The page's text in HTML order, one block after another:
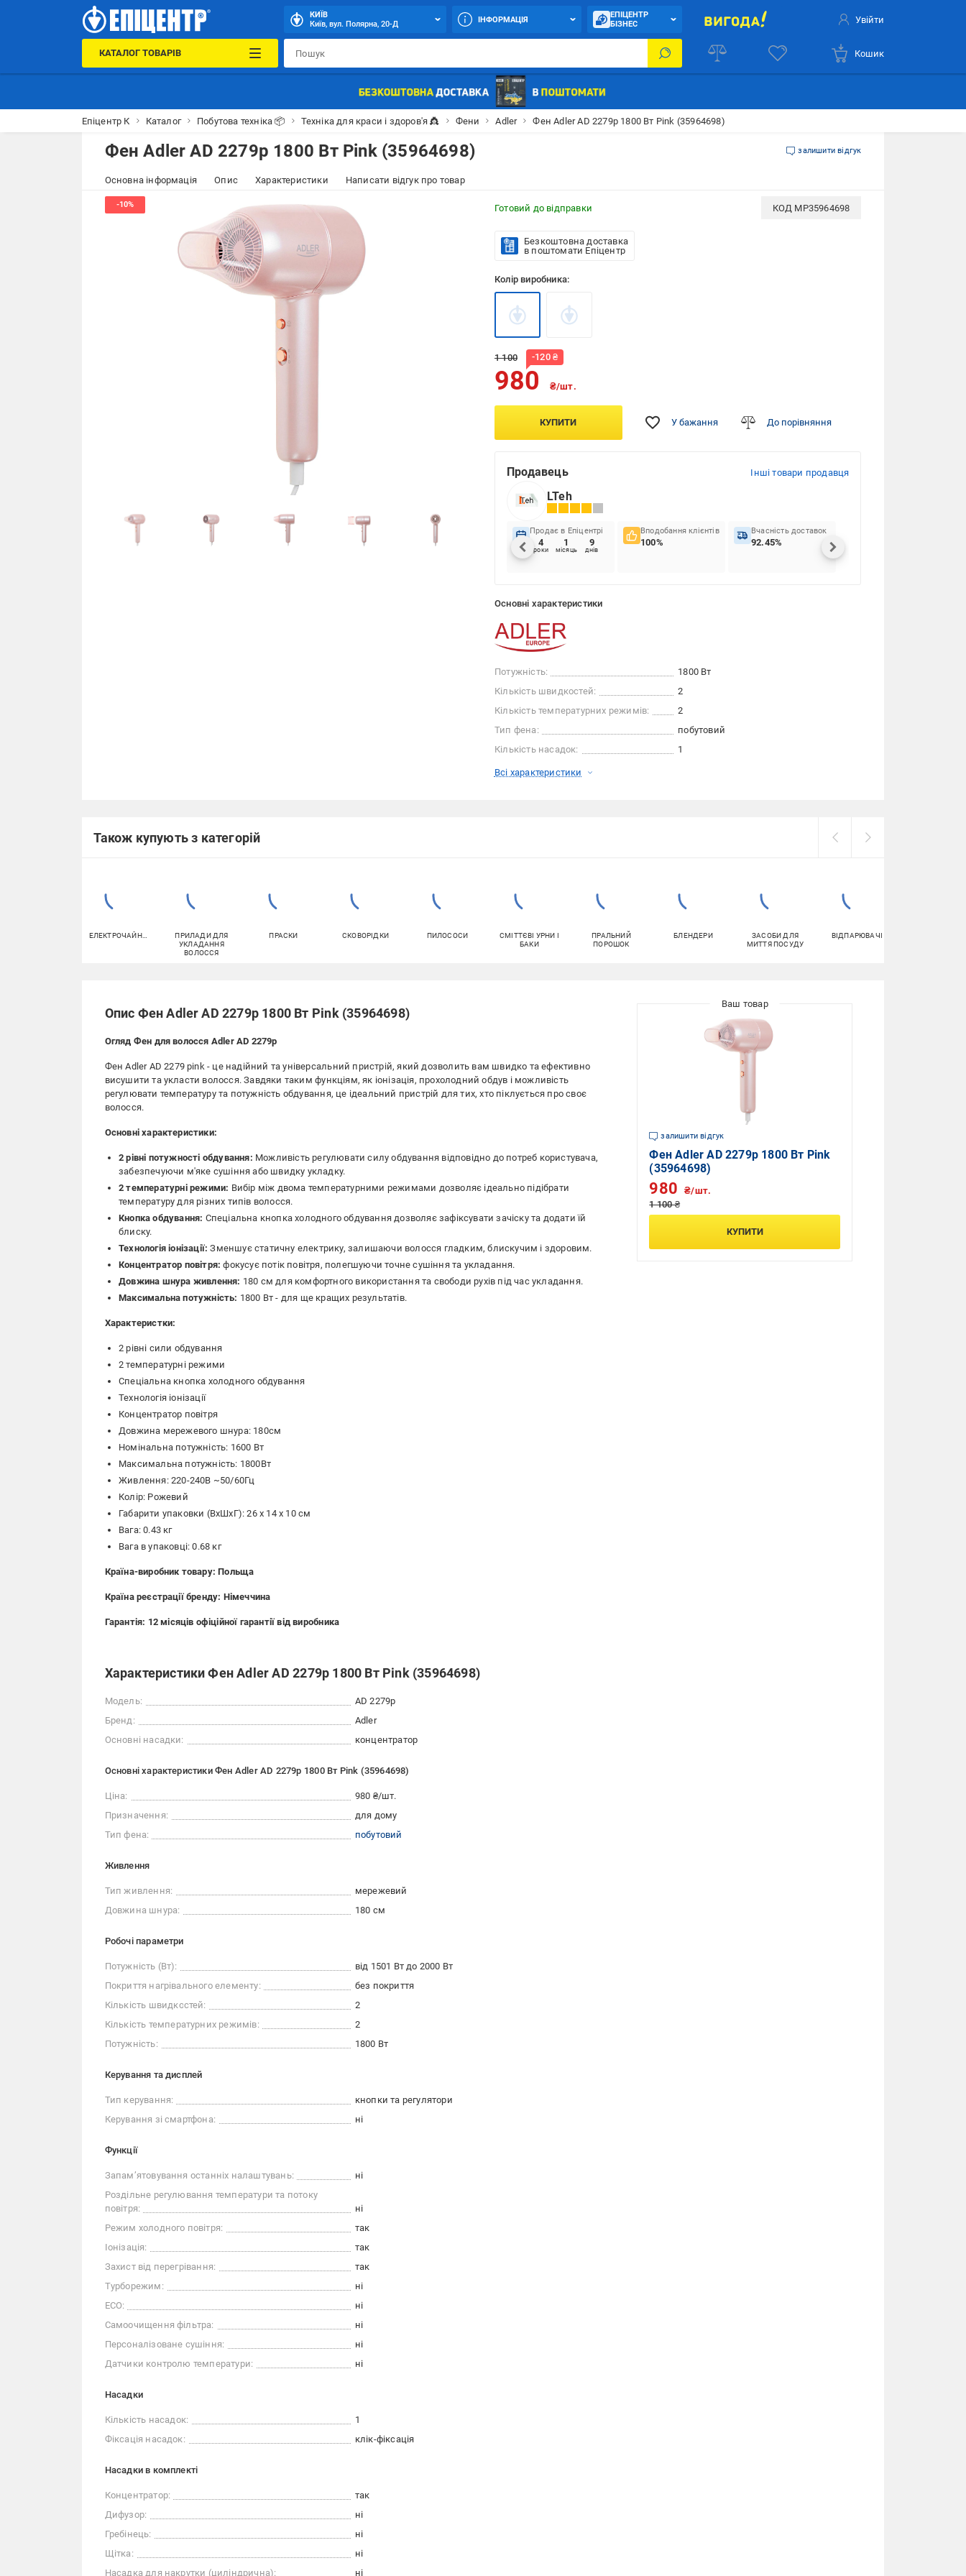
КИЇВ
Київ, вул. Полярна, 20-Д
ІНФОРМАЦІЯ
ЕПІЦЕНТР
БІЗНЕС
Увійти
КАТАЛОГ ТОВАРІВ Кошик
Епіцентр К Каталог Побутова техніка 📦 Техніка для краси і здоров'я 👸 Фени Adler Фен Adler AD 2279p 1800 Вт Pink (35964698)
Фен Adler AD 2279p 1800 Вт Pink (35964698) залишити відгук
Основна інформація Опис Характеристики Написати відгук про товар
Готовий до відправки КОД MP35964698
Безкоштовна доставка
в поштомати Епіцентр
Колір виробника:
1 100 -120₴
980 ₴/шт.
КУПИТИ У бажання До порівняння
Продавець Інші товари продавця
LTeh
Продає в Епіцентрі
4
роки
1
місяць
9
днів
Вподобання клієнтів
100%
Вчасність доставок
92.45%
Основні характеристики
Потужність:
1800 Вт
Кількість швидкостей:
2
Кількість температурних режимів:
2
Тип фена:
побутовий
Кількість насадок:
1
Всі характеристики
Також купують з категорій
ЕЛЕКТРОЧАЙНИКИ
ПРИЛАДИ ДЛЯ
УКЛАДАННЯ
ВОЛОССЯ
ПРАСКИ СКОВОРІДКИ ПИЛОСОСИ
СМІТТЄВІ УРНИ І
БАКИ
ПРАЛЬНИЙ
ПОРОШОК
БЛЕНДЕРИ
ЗАСОБИ ДЛЯ
МИТТЯ ПОСУДУ
ВІДПАРЮВАЧІ
Опис Фен Adler AD 2279p 1800 Вт Pink (35964698)
Огляд Фен для волосся Adler AD 2279p
Фен Adler AD 2279 pink - це надійний та універсальний пристрій, який дозволить вам швидко та ефективно
висушити та укласти волосся. Завдяки таким функціям, як іонізація, прохолодний обдув і можливість
регулювати температуру та потужність обдування, це ідеальний пристрій для тих, хто піклується про своє
волосся.
Основні характеристики:
2 рівні потужності обдування: Можливість регулювати силу обдування відповідно до потреб користувача,
забезпечуючи м'яке сушіння або швидку укладку.
2 температурні режими: Вибір між двома температурними режимами дозволяє ідеально підібрати
температуру для різних типів волосся.
Кнопка обдування: Спеціальна кнопка холодного обдування дозволяє зафіксувати зачіску та додати їй
блиску.
Технологія іонізації: Зменшує статичну електрику, залишаючи волосся гладким, блискучим і здоровим.
Концентратор повітря: фокусує потік повітря, полегшуючи точне сушіння та укладання.
Довжина шнура живлення: 180 см для комфортного використання та свободи рухів під час укладання.
Максимальна потужність: 1800 Вт - для ще кращих результатів.
Характеристки:
2 рівні сили обдування
2 температурні режими
Спеціальна кнопка холодного обдування
Технологія іонізації
Концентратор повітря
Довжина мережевого шнура: 180см
Номінальна потужність: 1600 Вт
Максимальна потужність: 1800Вт
Живлення: 220-240В ~50/60Гц
Колір: Рожевий
Габарити упаковки (ВхШхГ): 26 х 14 х 10 см
Вага: 0.43 кг
Вага в упаковці: 0.68 кг
Країна-виробник товару: Польща
Країна реєстрації бренду: Німеччина
Гарантія: 12 місяців офіційної гарантії від виробника
Характеристики Фен Adler AD 2279p 1800 Вт Pink (35964698)
Модель:
AD 2279p
Бренд:
Adler
Основні насадки:
концентратор
Основні характеристики Фен Adler AD 2279p 1800 Вт Pink (35964698)
Ціна:
980 ₴/шт.
Призначення:
для дому
Тип фена:
побутовий
Живлення
Тип живлення:
мережевий
Довжина шнура:
180 см
Робочі параметри
Потужність (Вт):
від 1501 Вт до 2000 Вт
Покриття нагрівального елементу:
без покриття
Кількість швидкостей:
2
Кількість температурних режимів:
2
Потужність:
1800 Вт
Керування та дисплей
Тип керування:
кнопки та регулятори
Керування зі смартфона:
ні
Функції
Запам’ятовування останніх налаштувань:
ні
Роздільне регулювання температури та потоку
повітря:
ні
Режим холодного повітря:
так
Іонізація:
так
Захист від перегрівання:
так
Турборежим:
ні
ECO:
ні
Самоочищення фільтра:
ні
Персоналізоване сушіння:
ні
Датчики контролю температури:
ні
Насадки
Кількість насадок:
1
Фіксація насадок:
клік-фіксація
Насадки в комплекті
Концентратор:
так
Дифузор:
ні
Гребінець:
ні
Щітка:
ні
Насадка для накрутки (циліндрична):
ні
залишити відгук
Фен Adler AD 2279p 1800 Вт Pink
(35964698)
1 100 ₴
980 ₴/шт.
КУПИТИ